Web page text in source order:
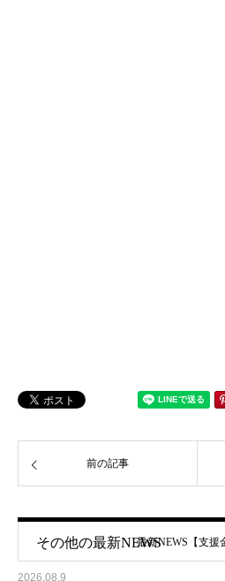
前の記事
その他の最新NEWS
2026.08.9
最新NEWS【支援